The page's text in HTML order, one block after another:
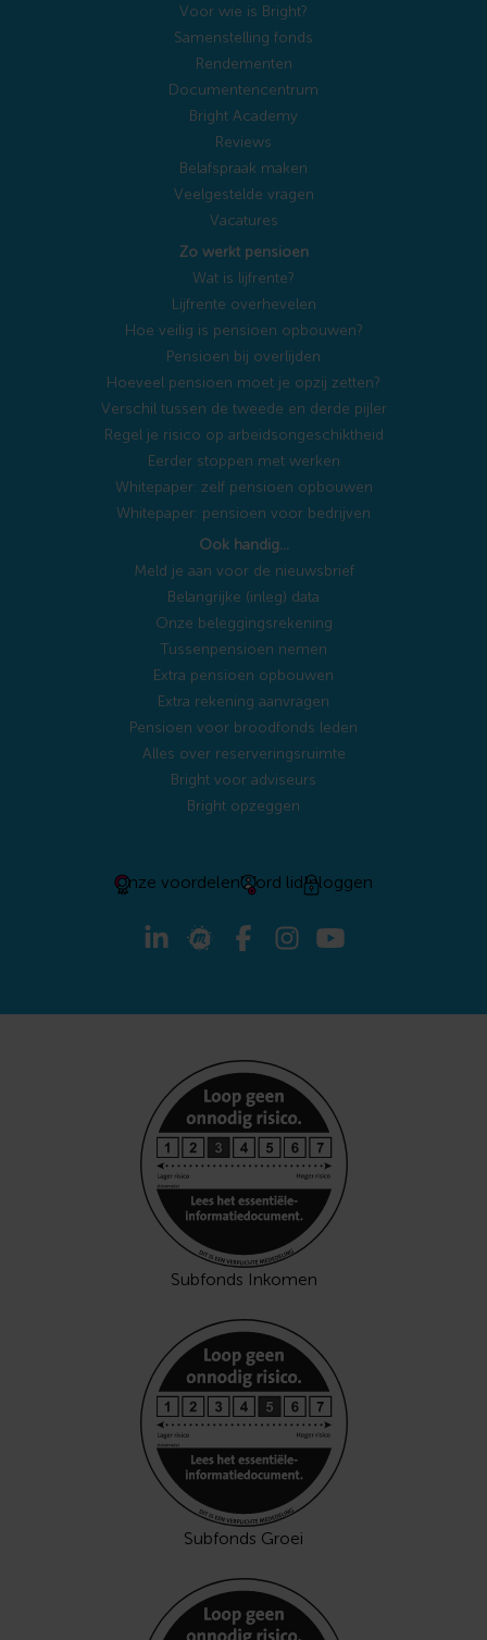
Voor wie is Bright?
Samenstelling fonds
Rendementen
Documentencentrum
Bright Academy
Reviews
Belafspraak maken
Veelgestelde vragen
Vacatures
Zo werkt pensioen
Wat is lijfrente?
Lijfrente overhevelen
Hoe veilig is pensioen opbouwen?
Pensioen bij overlijden
Hoeveel pensioen moet je opzij zetten?
Verschil tussen de tweede en derde pijler
Regel je risico op arbeidsongeschiktheid
Eerder stoppen met werken
Whitepaper: zelf pensioen opbouwen
Whitepaper: pensioen voor bedrijven
Ook handig…
Meld je aan voor de nieuwsbrief
Belangrijke (inleg) data
Onze beleggingsrekening
Tussenpensioen nemen
Extra pensioen opbouwen
Extra rekening aanvragen
Pensioen voor broodfonds leden
Alles over reserveringsruimte
Bright voor adviseurs
Bright opzeggen
Onze voordelenWord lidInloggen
Subfonds Inkomen
Subfonds Groei